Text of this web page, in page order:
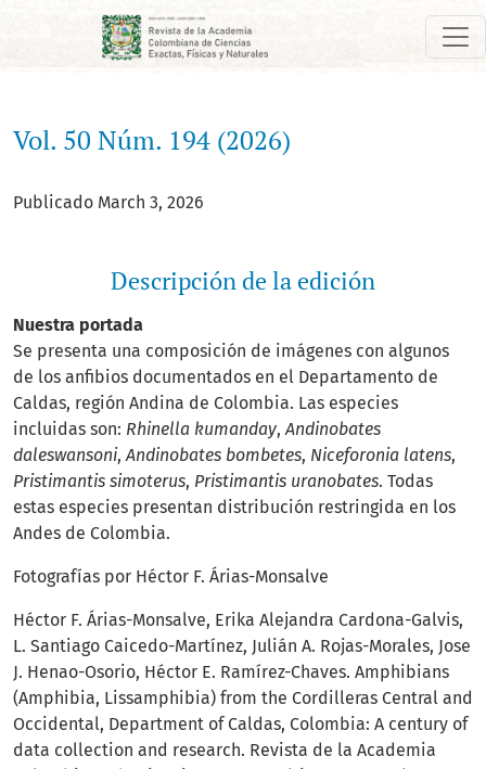
Vol. 50 Núm. 194 (2026)
Vol. 50 Núm. 194 (2026)
Publicado March 3, 2026
Descripción de la edición
Nuestra portada
Se presenta una composición de imágenes con algunos
de los anfibios documentados en el Departamento de
Caldas, región Andina de Colombia. Las especies
incluidas son: Rhinella kumanday,Andinobates
daleswansoni,Andinobates bombetes, Niceforonia latens,
Pristimantis simoterus, Pristimantis uranobates. Todas
estas especies presentan distribución restringida en los
Andes de Colombia.
Fotografías por Héctor F. Árias-Monsalve
Héctor F. Árias-Monsalve, Erika Alejandra Cardona-Galvis,
L. Santiago Caicedo-Martínez, Julián A. Rojas-Morales, Jose
J. Henao-Osorio, Héctor E. Ramírez-Chaves. Amphibians
(Amphibia, Lissamphibia) from the Cordilleras Central and
Occidental, Department of Caldas, Colombia: A century of
data collection and research. Revista de la Academia